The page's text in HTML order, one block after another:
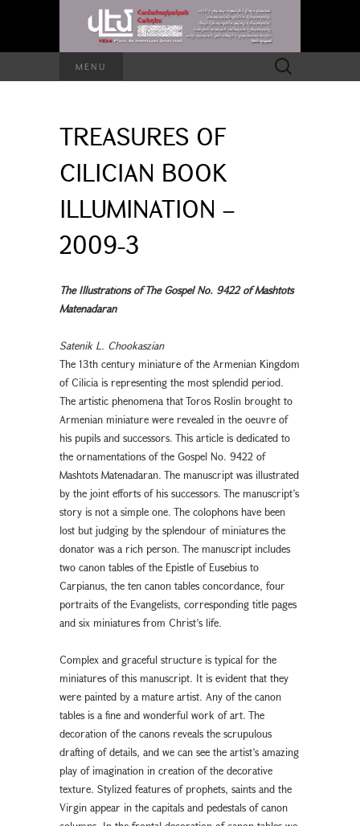
MENU
Search
for:
TREASURES OF
CILICIAN BOOK
ILLUMINATION –
2009-3
The Illustrations of The Gospel No. 9422 of Mashtots
Matenadaran
Satenik L. Chookaszian
The 13th century miniature of the Armenian Kingdom
of Cilicia is representing the most splendid period.
The artistic phenomena that Toros Roslin brought to
Armenian miniature were revealed in the oeuvre of
his pupils and successors. This article is dedicated to
the ornamentations of the Gospel No. 9422 of
Mashtots Matenadaran. The manuscript was illustrated
by the joint efforts of his successors. The manuscript’s
story is not a simple one. The colophons have been
lost but judging by the splendour of miniatures the
donator was a rich person. The manuscript includes
two canon tables of the Epistle of Eusebius to
Carpianus, the ten canon tables concordance, four
portraits of the Evangelists, corresponding title pages
and six miniatures from Christ’s life.
Complex and graceful structure is typical for the
miniatures of this manuscript. It is evident that they
were painted by a mature artist. Any of the canon
tables is a fine and wonderful work of art. The
decoration of the canons reveals the scrupulous
drafting of details, and we can see the artist’s amazing
play of imagination in creation of the decorative
texture. Stylized features of prophets, saints and the
Virgin appear in the capitals and pedestals of canon